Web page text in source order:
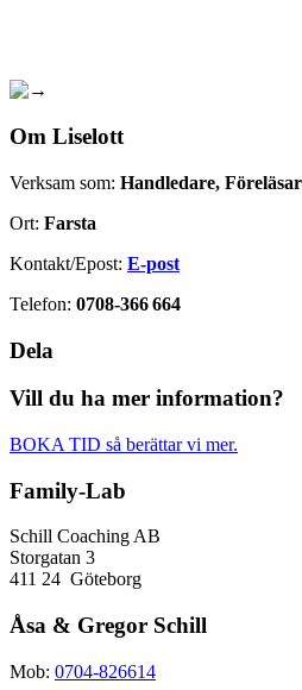
Om Liselott
Verksam som: Handledare,
Ort: Farsta
Kontakt/Epost: E-post
Telefon: 0708-366 664
Dela
Vill du ha mer information?
BOKA TID så berättar vi mer.
Family-Lab
Schill Coaching AB
Storgatan 3
411 24 Göteborg
Åsa & Gregor Schill
Mob: 0704-826614